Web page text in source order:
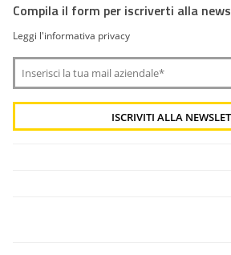
Compila il form per iscriverti alla
Leggi l'informativa privacy